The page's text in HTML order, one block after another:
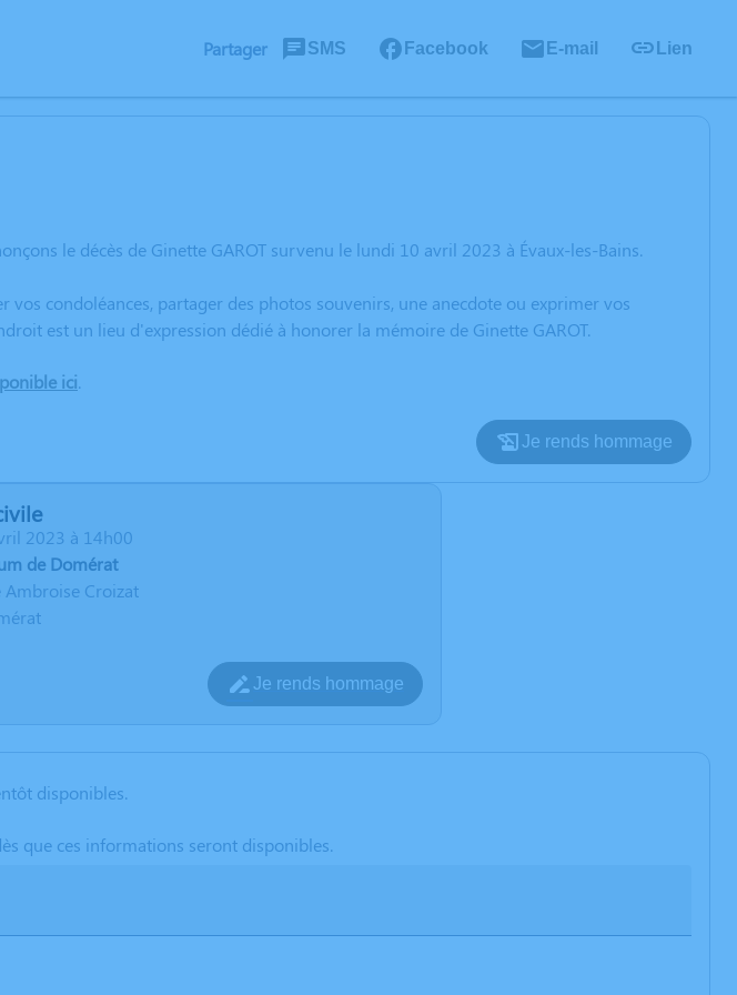
Partager SMS Facebook E-mail Lien
le décès de Ginette GAROT survenu le lundi 10 avril 2023 à Évaux-les-Bains.
vos condoléances, partager des photos souvenirs, une anecdote ou exprimer vos
est un lieu d'expression dédié à honorer la mémoire de Ginette GAROT.
ici.
Je rends hommage
2023 à 14h00
de Domérat
Ambroise Croizat
Je rends hommage
disponibles.
que ces informations seront disponibles.